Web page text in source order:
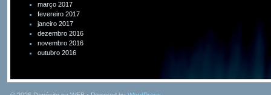
março 2017
fevereiro 2017
janeiro 2017
dezembro 2016
novembro 2016
outubro 2016